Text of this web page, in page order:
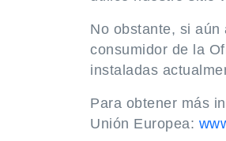
No obstante, si
consumidor de la
instaladas
Para obtener más
Unión Europea: